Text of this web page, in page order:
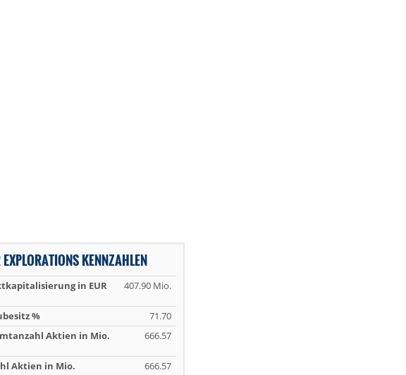
KENNZAHLEN
in EUR 407.90 Mio.
%
71.70
Aktien in Mio.
666.57
Aktien in Mio.
666.57